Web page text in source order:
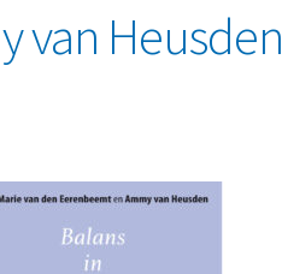
van Heusden